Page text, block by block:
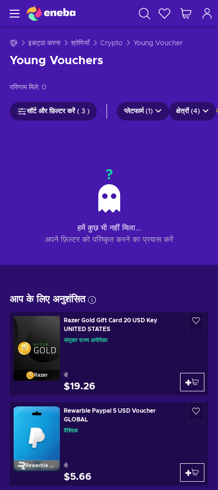
इकट्ठा करना श्रेणियाँ Crypto Young Voucher
Young Vouchers
परिणाम मिले: 0
सॉर्ट और फ़िल्टर करें ( 3 ) प्लेटफार्म (1) क्षेत्रों (4)
?
हमें कुछ भी नहीं मिला...
अपने फ़िल्टर को परिष्कृत करने का प्रयास करें
आप के लिए अनुशंसित
Razer
Razer Gold Gift Card 20 USD Key
UNITED STATES
संयुक्त राज्य अमेरिका
से
$19.26
Rewarble Paypal
Rewarble Paypal 5 USD Voucher
GLOBAL
वैश्विक
से
$5.66